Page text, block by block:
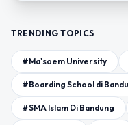
TRENDING TOPICS
#Ma'soem University
#Boarding School di
#SMA Islam Di Bandung